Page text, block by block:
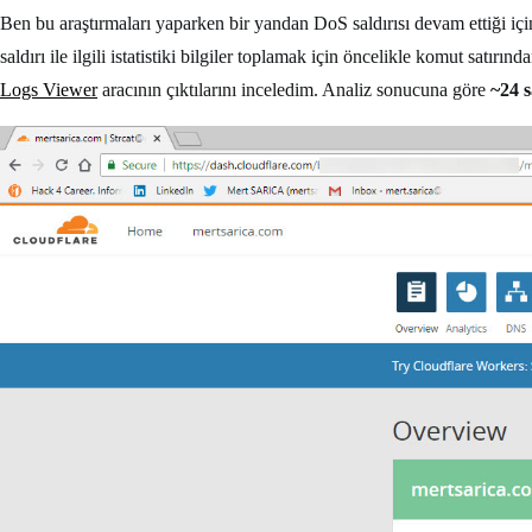
Ben bu araştırmaları yaparken bir yandan DoS saldırısı devam ettiği
saldırı ile ilgili istatistiki bilgiler toplamak için öncelikle komut
Logs Vieweraracının çıktılarını inceledim. Analiz sonucuna göre ~24